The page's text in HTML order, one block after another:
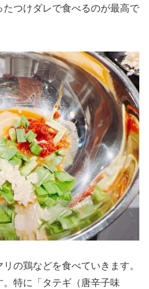
つけダレで食べるのが最高で
の鶏などを食べていきます。
特に「タテギ（唐辛子味